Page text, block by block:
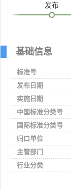
发布
基础信息
标准号
发布日期
实施日期
中国标准分类号
国际标准分类号
归口单位
主管部门
行业分类